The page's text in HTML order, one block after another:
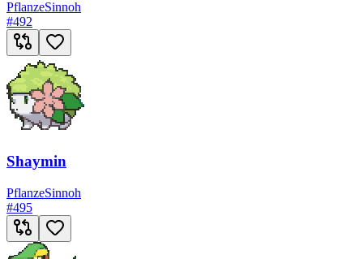
PflanzeSinnoh
#492
Shaymin
PflanzeSinnoh
#495